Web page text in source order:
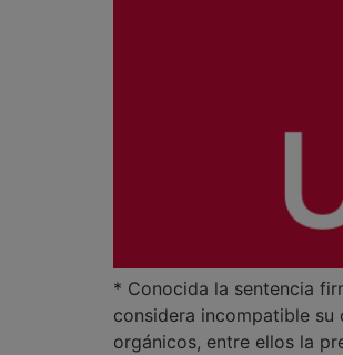
* Conocida la sentencia
considera incompatible
orgánicos, entre ellos la